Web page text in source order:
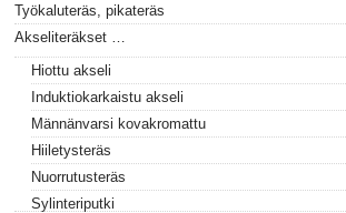
Työkaluteräs, pikateräs
Akseliteräkset …
Hiottu akseli
Induktiokarkaistu akseli
Männänvarsi kovakromattu
Hiiletysteräs
Nuorrutusteräs
Sylinteriputki